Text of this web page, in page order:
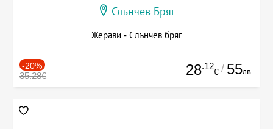
Слънчев Бряг
Жерави - Слънчев бряг
-20%
35.28€ 28.12
€ / 55лв.